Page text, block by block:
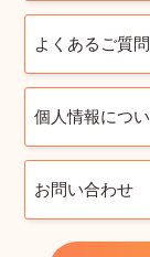
よくあるご質問
個人情報につ
お問い合わせ